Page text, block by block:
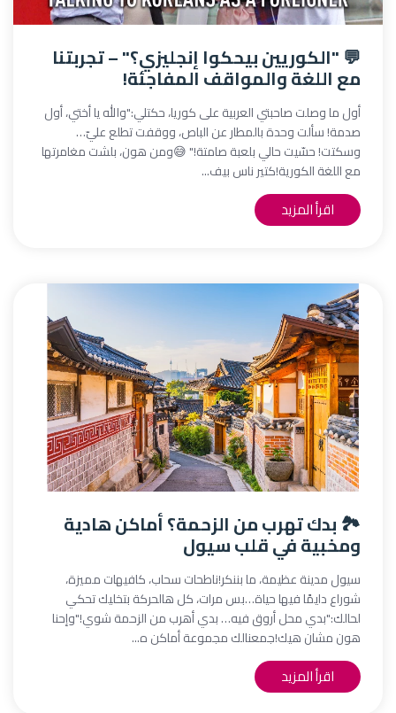
💬 "الكوريين بيحكوا إنجليزي؟" – تجربتنا
مع اللغة والمواقف المفاجئة!
أول ما وصلت صاحبتي العربية على كوريا، حكتلي:"والله يا أختي، أول
صدمة! سألت وحدة بالمطار عن الباص، ووقفت تطلع عليّ…
وسكتت! حسّيت حالي بلعبة صامتة!" 😅ومن هون، بلشت مغامرتها
مع اللغة الكورية!كتير ناس بيف...
اقرأ المزيد
🏞️ بدك تهرب من الزحمة؟ أماكن هادية
ومخبية في قلب سيول
سيول مدينة عظيمة، ما بننكر!ناطحات سحاب، كافيهات مميزة،
شوراع دايمًا فيها حياة…بس مرات، كل هالحركة بتخليك تحكي
لحالك:"بدي محل أروق فيه… بدي أهرب من الزحمة شوي!"وإحنا
هون مشان هيك!جمعنالك مجموعة أماكن ه...
اقرأ المزيد